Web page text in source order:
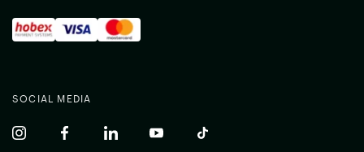
SOCIAL MEDIA
(common.opens_in_new_window)
(common.opens_in_new_window)
(common.opens_in_new_window)
(common.opens_in_new_window)